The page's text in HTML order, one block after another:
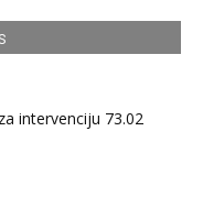
intervenciju 73.02